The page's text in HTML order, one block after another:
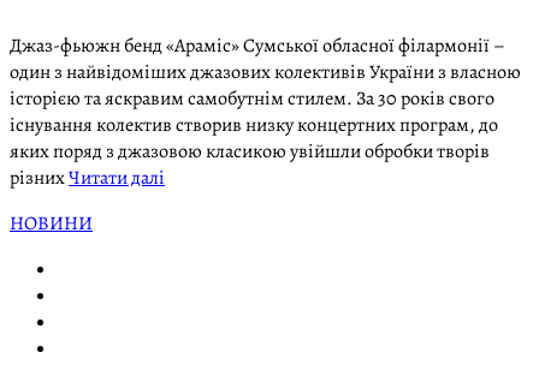
Джаз-фьюжн бенд «Араміс» Сумської обласної філармонії –
один з найвідоміших джазових колективів України з власною
історією та яскравим самобутнім стилем. За 30 років свого
існування колектив створив низку концертних програм, до
яких поряд з джазовою класикою увійшли обробки творів
різнихЧитати далі
НОВИНИ